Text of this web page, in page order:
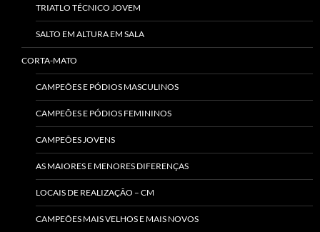
TRIATLO TÉCNICO JOVEM
SALTO EM ALTURA EM SALA
CORTA-MATO
CAMPEÕES E PÓDIOS MASCULINOS
CAMPEÕES E PÓDIOS FEMININOS
CAMPEÕES JOVENS
AS MAIORES E MENORES DIFERENÇAS
LOCAIS DE REALIZAÇÃO – CM
CAMPEÕES MAIS VELHOS E MAIS NOVOS